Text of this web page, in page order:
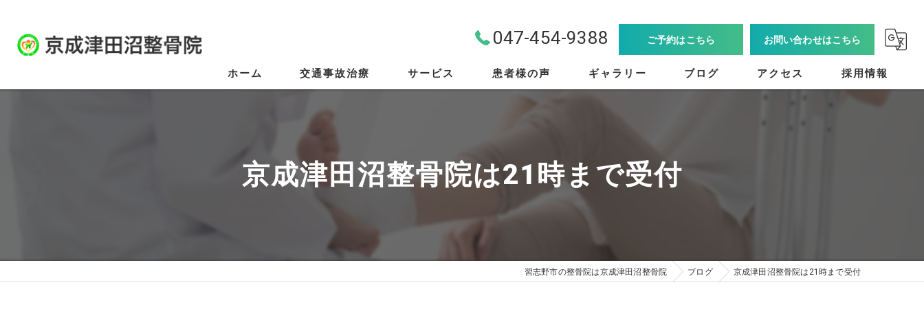
047-454-9388 ご予約はこちら お問い合わせはこちら
ホーム 交通事故治療 サービス
スポーツ外傷
骨盤矯正
患者様の声 ギャラリー ブログ アクセス 採用情報
京成津田沼整骨院は21時まで受付
習志野市の整骨院は京成津田沼整骨院 ブログ 京成津田沼整骨院は21時まで受付